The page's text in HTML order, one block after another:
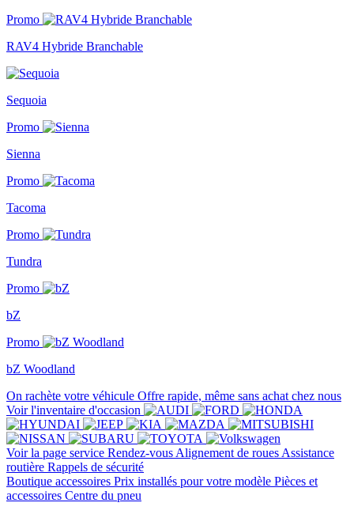
Promo
RAV4 Hybride Branchable
Sequoia
Promo
Sienna
Promo
Tacoma
Promo
Tundra
Promo
bZ
Promo
bZ Woodland
On rachète votre véhicule Offre rapide, même sans achat chez nous
Voir l'inventaire d'occasion
Voir la page service Rendez-vous Alignement de roues Assistance
routière Rappels de sécurité
Boutique accessoires Prix installés pour votre modèle Pièces et
accessoires Centre du pneu